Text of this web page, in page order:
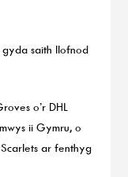
saith llofnod
o’r DHL
ii Gymru, o
ar fenthyg